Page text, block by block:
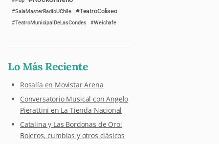
SalaMasterRadioUChile TeatroColiseo
TeatroMunicipalDeLasCondes Weichafe
Lo Más Reciente
Rosalía en Movistar Arena
Conversatorio Musical con Angelo
Pierattini en La Tienda Nacional
Catalina y Las Bordonas de Oro:
Boleros, cumbias y otros clásicos